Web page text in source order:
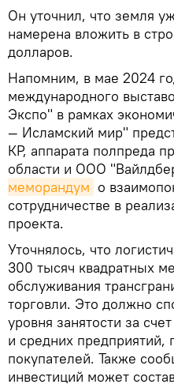
Он уточнил, что земля
намерена вложить в
долларов.
Напомним, в мае 2024
международного
Экспо" в рамках
— Исламский мир"
КР, аппарата полпреда
области и ООО
меморандум о
сотрудничестве в
проекта.
Уточнялось, что
300 тысяч квадратных
обслуживания
торговли. Это должно
уровня занятости за
и средних предприятий,
покупателей. Также
инвестиций может